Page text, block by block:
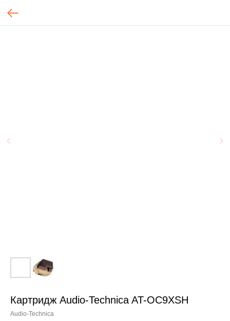
Картридж Audio-Technica AT-OC9XSH
Audio-Technica